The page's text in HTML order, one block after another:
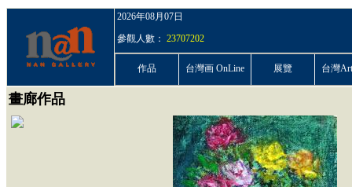
2026年08月07日
參觀人數： 23707202
作品 台灣画 OnLine 展覽 台灣
畫廊作品